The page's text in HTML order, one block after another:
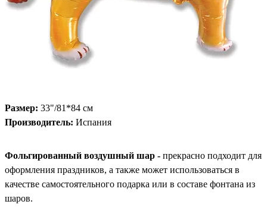
Размер: 33"/81*84 см
Производитель: Испания
Фольгированный воздушный шар - прекрасно подходит для
оформления праздников, а также может использоваться в
качестве самостоятельного подарка или в составе фонтана из
шаров.